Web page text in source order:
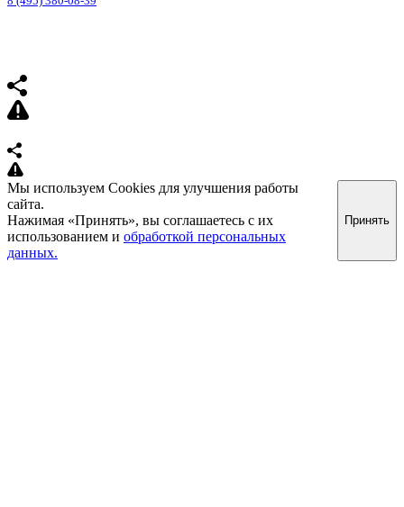
Мы используем Cookies для улучшения работы
сайта.
Нажимая «Принять», вы соглашаетесь с их
использованием и обработкой персональных
данных.
Принять